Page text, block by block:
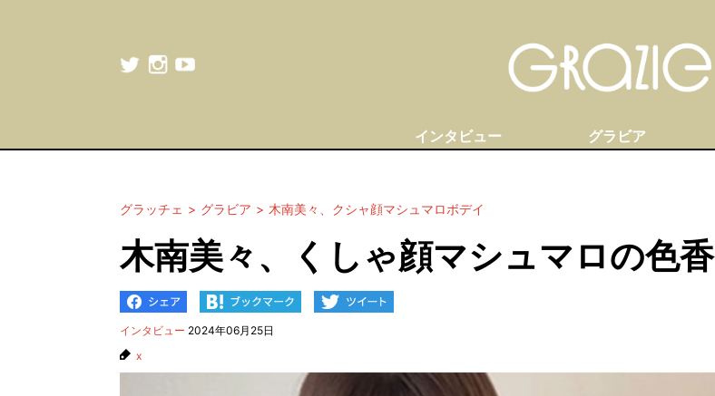
インタビュー グラビア
グラッチェ グラビア 木南美々、クシャ顔マシュマロボデイ
木南美々、くしゃ顔マシュマロの色香
インタビュー 2024年06月25日
x